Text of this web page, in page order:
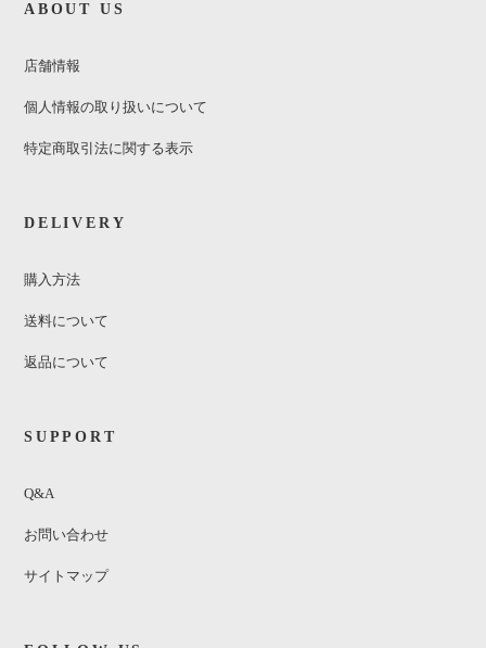
ABOUT US
店舗情報
個人情報の取り扱いについて
特定商取引法に関する表示
DELIVERY
購入方法
送料について
返品について
SUPPORT
Q&A
お問い合わせ
サイトマップ